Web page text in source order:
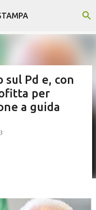
principali
sul Pd e, con
per
a guida